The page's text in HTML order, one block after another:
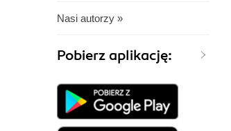
Nasi autorzy »
Pobierz aplikację: